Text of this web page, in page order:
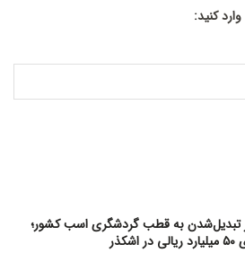
کنید:
تبدیل‌شدن به قطب گردشگری اسب کشور؛